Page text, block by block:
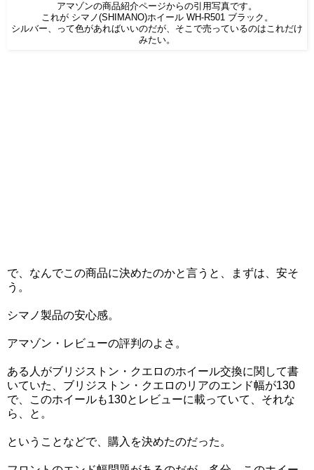
アマゾンの商品紹介ページからの引用写真です。
これが シマノ(SHIMANO)ホイール WH-R501 ブラック。
シルバー、って色があればいいのだが、そこで売っているのはこれだけ
みたい。
で、なんでこの商品に決めたのかと言うと、まずは、安そ
う。
シマノ製品の安心感。
アマゾン・レビューの評判のよさ。
ある人がブリジストン・クエロのホイール交換に関して書
いていた、ブリジストン・クエロのリアのエンド幅が130
で、このホイールも130とレビューに載っていて、それな
ら、と。
ということなどで、購入を決めたのだった。